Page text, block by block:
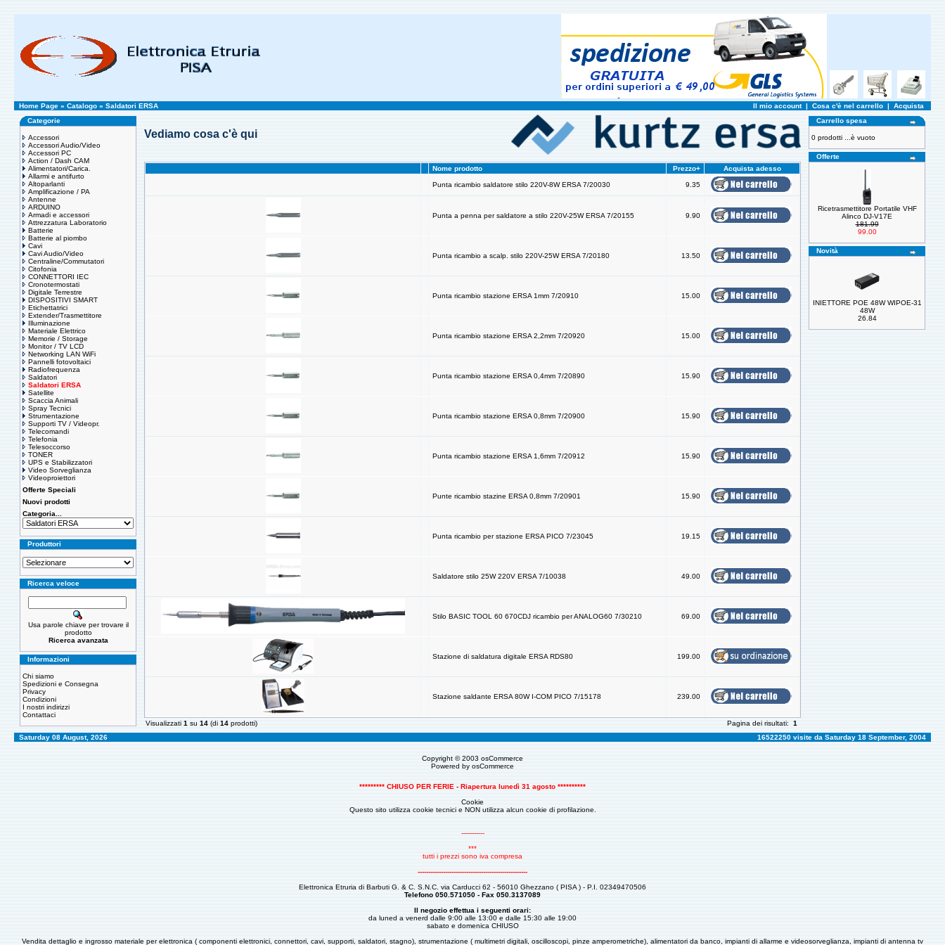
Home Page » Catalogo » Saldatori ERSA Il mio account| Cosa c'è nel carrello | Acquista
Categorie
Accessori
Accessori Audio/Video
Accessori PC
Action / Dash CAM
Alimentatori/Carica.
Allarmi e antifurto
Altoparlanti
Amplificazione / PA
Antenne
ARDUINO
Armadi e accessori
Attrezzatura Laboratorio
Batterie
Batterie al piombo
Cavi
Cavi Audio/Video
Centraline/Commutatori
Citofonia
CONNETTORI IEC
Cronotermostati
Digitale Terrestre
DISPOSITIVI SMART
Etichettatrici
Extender/Trasmettitore
Illuminazione
Materiale Elettrico
Memorie / Storage
Monitor / TV LCD
Networking LAN WiFi
Pannelli fotovoltaici
Radiofrequenza
Saldatori
Saldatori ERSA
Satellite
Scaccia Animali
Spray Tecnici
Strumentazione
Supporti TV / Videopr.
Telecomandi
Telefonia
Telesoccorso
TONER
UPS e Stabilizzatori
Video Sorveglianza
Videoproiettori
Offerte Speciali
Nuovi prodotti
Categoria...
Produttori
Ricerca veloce
Usa parole chiave per trovare il
prodotto
Ricerca avanzata
Informazioni
Chi siamo
Spedizioni e Consegna
Privacy
Condizioni
I nostri indirizzi
Contattaci
Vediamo cosa c'è qui
Nome prodotto Prezzo+ Acquista adesso
Punta ricambio saldatore stilo 220V-8W ERSA 7/20030 9.35
Punta a penna per saldatore a stilo 220V-25W ERSA 7/20155 9.90
Punta ricambio a scalp. stilo 220V-25W ERSA 7/20180 13.50
Punta ricambio stazione ERSA 1mm 7/20910 15.00
Punta ricambio stazione ERSA 2,2mm 7/20920 15.00
Punta ricambio stazione ERSA 0,4mm 7/20890 15.90
Punta ricambio stazione ERSA 0,8mm 7/20900 15.90
Punta ricambio stazione ERSA 1,6mm 7/20912 15.90
Punte ricambio stazine ERSA 0,8mm 7/20901 15.90
Punta ricambio per stazione ERSA PICO 7/23045 19.15
Saldatore stilo 25W 220V ERSA 7/10038 49.00
Stilo BASIC TOOL 60 670CDJ ricambio per ANALOG60 7/30210 69.00
Stazione di saldatura digitale ERSA RDS80 199.00
Stazione saldante ERSA 80W I-COM PICO 7/15178 239.00
Visualizzati1su14(di14prodotti) Pagina dei risultati:1
Carrello spesa
0 prodotti ...è vuoto
Offerte
Ricetrasmettitore Portatile VHF
Alinco DJ-V17E
181.99
99.00
Novità
INIETTORE POE 48W WIPOE-31
48W
26.84
Saturday 08 August, 2026 16522250 visite da Saturday 18 September, 2004
Copyright © 2003osCommerce
Powered byosCommerce
********* CHIUSO PER FERIE - Riapertura lunedì 31 agosto **********
Cookie
Questo sito utilizza cookie tecnici e NON utilizza alcun cookie di profilazione.
-----------
***
tutti i prezzi sono iva compresa
----------------------------------------------------
Elettronica Etruria di Barbuti G. & C. S.N.C. via Carducci 62 - 56010 Ghezzano ( PISA ) - P.I. 02349470506
Telefono 050.571050 - Fax 050.3137089
Il negozio effettua i seguenti orari:
da luned a venerd dalle 9:00 alle 13:00 e dalle 15:30 alle 19:00
sabato e domenica CHIUSO
Vendita dettaglio e ingrosso materiale per elettronica ( componenti elettronici, connettori, cavi, supporti, saldatori, stagno), strumentazione ( multimetri digitali, oscilloscopi, pinze amperometriche), alimentatori da banco, impianti di allarme e videosorveglianza, impianti di antenna tv